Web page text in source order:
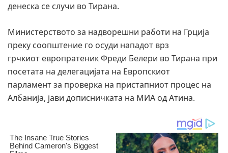
денеска се случи во Тирана.
Министерството за надворешни работи на Грција
преку соопштение го осуди нападот врз
грчкиот европратеник Фреди Белери во Тирана при
посетата на делегацијата на Европскиот
парламент за проверка на пристапниот процес на
Албанија, јави дописничката на МИА од Атина.